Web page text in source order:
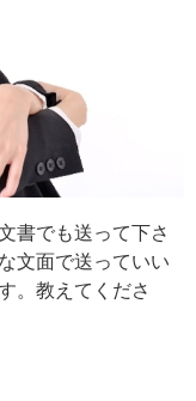
書でも送って下さ
文面で送っていい
。教えてくださ